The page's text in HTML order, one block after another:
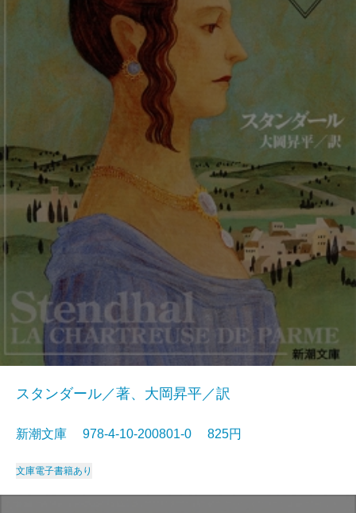
スタンダール／著、大岡昇平／訳
新潮文庫 978-4-10-200801-0 825円
文庫電子書籍あり